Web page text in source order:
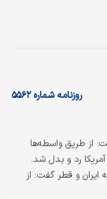
روزنامه شماره ۵۵۶۲
از طریق واسطه‌ها
رد و بدل شد.
ایران و قطر گفت: از